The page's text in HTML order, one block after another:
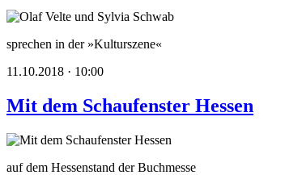
sprechen in der »Kulturszene«
11.10.2018 · 10:00
Mit dem Schaufenster Hessen
auf dem Hessenstand der Buchmesse